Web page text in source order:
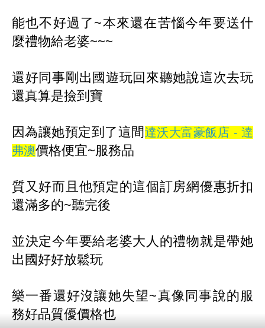
能也不好過了~本來還在苦惱今年要送什
麼禮物給老婆~~~
還好同事剛出國遊玩回來聽她說這次去玩
還真算是撿到寶
因為讓她預定到了這間達沃大富豪飯店 - 達
弗澳價格便宜~服務品
質 又好而且他預定的這個訂房網優惠折扣
還滿多的~聽完後
並決定今年要給老婆大人的禮物就是帶她
出國好好放鬆玩
樂一番還好沒讓她失望~真像同事說的服
務好品質優價格也